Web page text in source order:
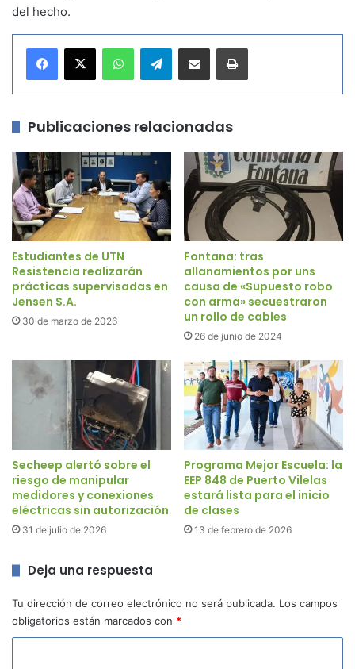
del hecho.
Telegram
Publicaciones relacionadas
Estudiantes de UTN
Resistencia realizarán
prácticas supervisadas en
Jensen S.A.
30 de marzo de 2026
Fontana: tras
allanamientos por uns
causa de «Supuesto robo
con arma» secuestraron
un rollo de cables
26 de junio de 2024
Secheep alertó sobre el
riesgo de manipular
medidores y conexiones
eléctricas sin autorización
31 de julio de 2026
Programa Mejor Escuela: la
EEP 848 de Puerto Vilelas
estará lista para el inicio
de clases
13 de febrero de 2026
Deja una respuesta
Tu dirección de correo electrónico no será publicada. Los campos
obligatorios están marcados con *